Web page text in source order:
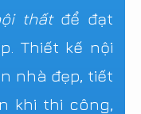
thấtđể đạt
Thiết kế nội
nhà đẹp, tiết
khi thi công,